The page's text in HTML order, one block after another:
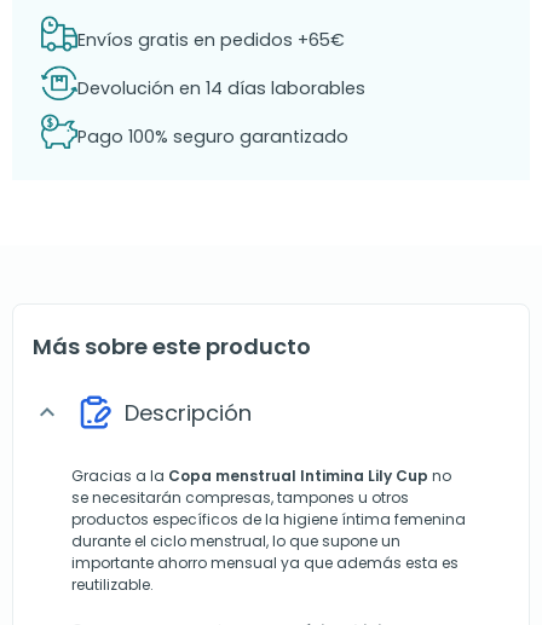
Envíos gratis en pedidos +65€
Devolución en 14 días laborables
Pago 100% seguro garantizado
Más sobre este producto
expand_more Descripción
Gracias a la Copa menstrual Intimina Lily Cup no
se necesitarán compresas, tampones u otros
productos específicos de la higiene íntima femenina
durante el ciclo menstrual, lo que supone un
importante ahorro mensual ya que además esta es
reutilizable.